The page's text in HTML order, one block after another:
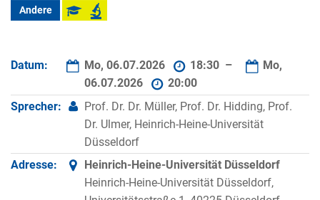
Andere
Datum: Mo, 06.07.2026 18:30 –
Mo,
06.07.2026
20:00
Sprecher:
Prof. Dr. Dr. Müller, Prof. Dr. Hidding, Prof.
Dr. Ulmer, Heinrich-Heine-Universität
Düsseldorf
Adresse:
Heinrich-Heine-Universität Düsseldorf
Heinrich-Heine-Universität Düsseldorf,